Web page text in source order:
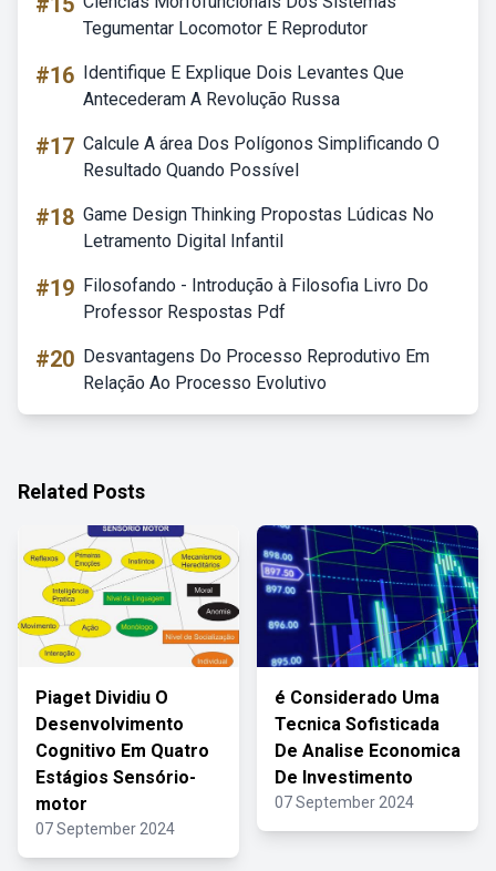
Tegumentar Locomotor E Reprodutor
#16 Identifique E Explique Dois Levantes Que
Antecederam A Revolução Russa
#17 Calcule A área Dos Polígonos Simplificando O
Resultado Quando Possível
#18 Game Design Thinking Propostas Lúdicas No
Letramento Digital Infantil
#19 Filosofando - Introdução à Filosofia Livro Do
Professor Respostas Pdf
#20 Desvantagens Do Processo Reprodutivo Em
Relação Ao Processo Evolutivo
Related Posts
Piaget Dividiu O
Desenvolvimento
Cognitivo Em Quatro
Estágios Sensório-
motor
07 September 2024
é Considerado Uma
Tecnica Sofisticada
De Analise Economica
De Investimento
07 September 2024